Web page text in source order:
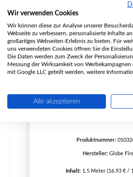
Globe Fire Jupiter
Produktnummer:
Hersteller: Globe
Inhalt: 1.5 Meter (16,93 € /
Wir verwenden Cookies
Wir können diese zur Analyse unserer
Webseite zu verbessern, personalisierte Inhalte
großartiges Webseiten-Erlebnis zu bieten. Für
uns verwendeten Cookies öffnen Sie die
Die Daten werden zum Zweck der
Messung der Wirksamkeit von
mit Google LLC geteilt werden, weitere
Alle akzeptieren